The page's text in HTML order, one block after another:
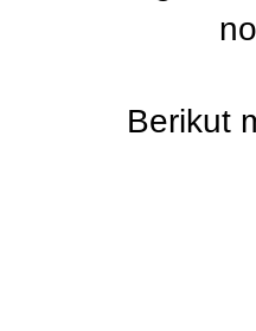
Berikut